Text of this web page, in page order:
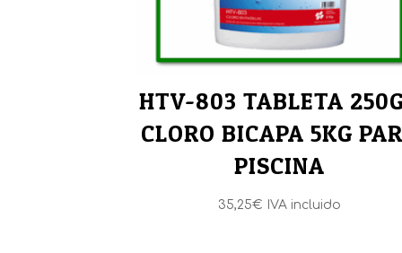
HTV-803 TABLETA
CLORO BICAPA 5KG
PISCINA
35,25€ IVA incluido